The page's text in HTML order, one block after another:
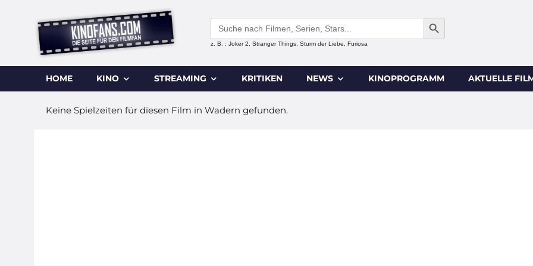
Search
for:
SEARCH BUTTON
z. B. : Joker 2, Stranger Things, Sturm der Liebe, Furiosa
HOME KINO STREAMING KRITIKEN NEWS KINOPROGRAMM AKTUELLE
Keine Spielzeiten für diesen Film in Wadern gefunden.